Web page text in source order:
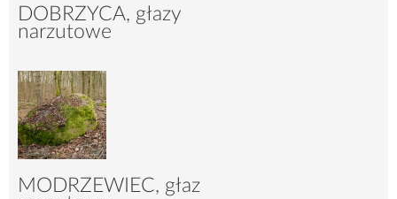
DOBRZYCA, głazy
narzutowe
4071 48
MODRZEWIEC, głaz